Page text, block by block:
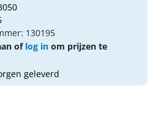
130195
of log in om prijzen te
geleverd